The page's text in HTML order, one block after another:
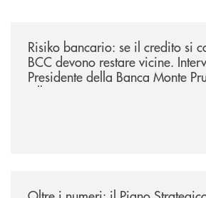
Risiko bancario: se il credito si
BCC devono restare vicine.
Presidente della Banca Monte
Albanese.